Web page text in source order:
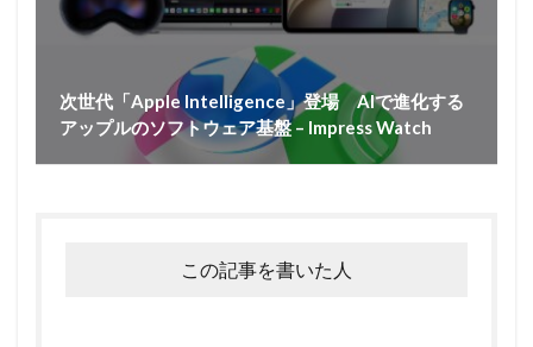
次世代「Apple Intelligence」登場 AIで進化する
アップルのソフトウェア基盤 – Impress Watch
この記事を書いた人